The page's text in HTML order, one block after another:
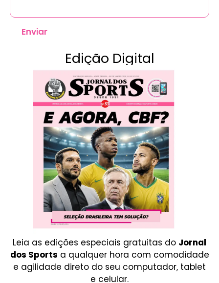
Enviar
Edição Digital
Leia as edições especiais gratuitas do Jornal
dos Sports a qualquer hora com comodidade
e agilidade direto do seu computador, tablet
e celular.